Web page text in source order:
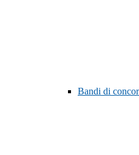
Bandi di